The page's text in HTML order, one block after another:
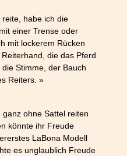
habe ich die
einer Trense oder
mit lockerem Rücken
die das Pferd
Stimme, der Bauch
Reiters. »
ohne Sattel reiten
könnte ihr Freude
LaBona Modell
es unglaublich Freude